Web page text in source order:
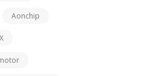
Aonchip